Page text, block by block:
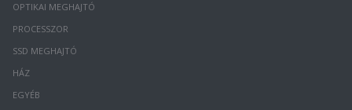
OPTIKAI MEGHAJTÓ
PROCESSZOR
SSD MEGHAJTÓ
HÁZ
EGYÉB